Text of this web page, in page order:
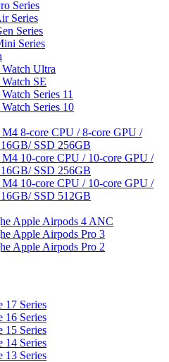
Series
Series
Series
Series
Ultra
SE
Series 11
Series 10
8-core CPU / 8-core GPU /
SSD 256GB
10-core CPU / 10-core GPU /
SSD 256GB
10-core CPU / 10-core GPU /
SSD 512GB
Apple Airpods 4 ANC
Apple Airpods Pro 3
Apple Airpods Pro 2
17 Series
16 Series
15 Series
14 Series
13 Series